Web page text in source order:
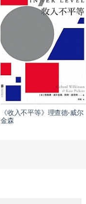
《收入不平等》理查德·威尔
金森